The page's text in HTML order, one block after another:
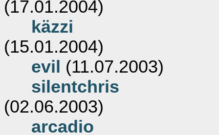
(17.01.2004)
käzzi
(15.01.2004)
evil (11.07.2003)
silentchris
(02.06.2003)
arcadio